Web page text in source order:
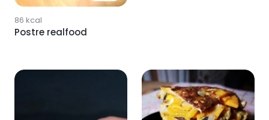
86 kcal
Postre realfood